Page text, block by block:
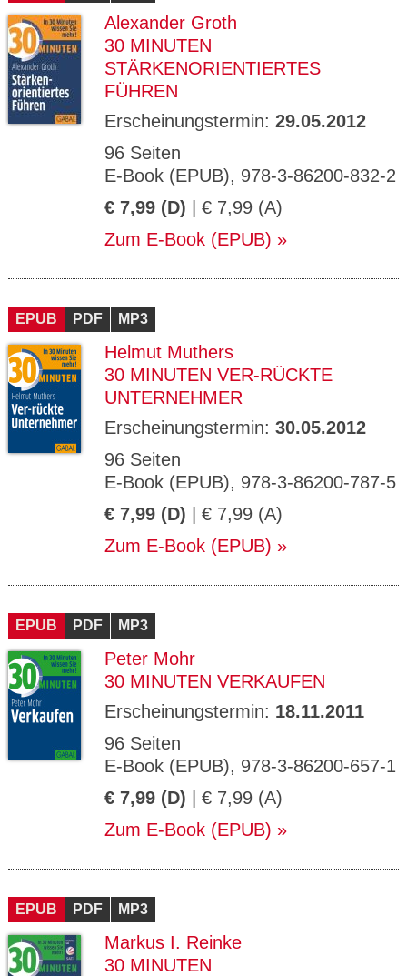
Alexander Groth
30 MINUTEN
STÄRKENORIENTIERTES
FÜHREN
Erscheinungstermin: 29.05.2012
96 Seiten
E-Book (EPUB), 978-3-86200-832-2
€ 7,99 (D) | € 7,99 (A)
Zum E-Book (EPUB)
EPUB PDF MP3
Helmut Muthers
30 MINUTEN VER-RÜCKTE
UNTERNEHMER
Erscheinungstermin: 30.05.2012
96 Seiten
E-Book (EPUB), 978-3-86200-787-5
€ 7,99 (D) | € 7,99 (A)
Zum E-Book (EPUB)
EPUB PDF MP3
Peter Mohr
30 MINUTEN VERKAUFEN
Erscheinungstermin: 18.11.2011
96 Seiten
E-Book (EPUB), 978-3-86200-657-1
€ 7,99 (D) | € 7,99 (A)
Zum E-Book (EPUB)
EPUB PDF MP3
Markus I. Reinke
30 MINUTEN